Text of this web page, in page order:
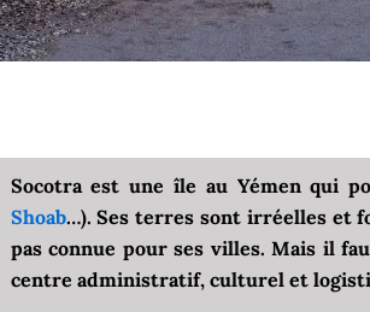
Socotra est une île au Yémen qui
Shoab…). Ses terres sont irréelles et
pas connue pour ses villes. Mais il
centre administratif, culturel et